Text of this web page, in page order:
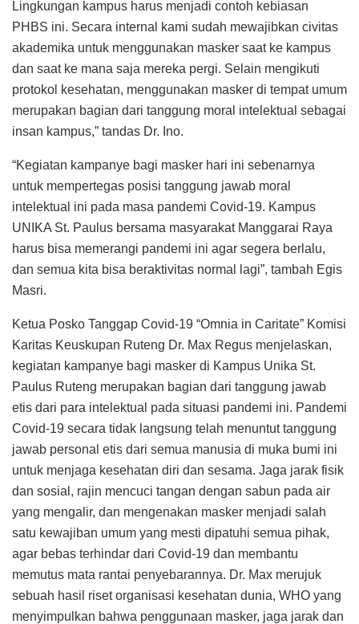
Lingkungan kampus harus menjadi contoh kebiasan
PHBS ini. Secara internal kami sudah mewajibkan civitas
akademika untuk menggunakan masker saat ke kampus
dan saat ke mana saja mereka pergi. Selain mengikuti
protokol kesehatan, menggunakan masker di tempat umum
merupakan bagian dari tanggung moral intelektual sebagai
insan kampus,” tandas Dr. Ino.
“Kegiatan kampanye bagi masker hari ini sebenarnya
untuk mempertegas posisi tanggung jawab moral
intelektual ini pada masa pandemi Covid-19. Kampus
UNIKA St. Paulus bersama masyarakat Manggarai Raya
harus bisa memerangi pandemi ini agar segera berlalu,
dan semua kita bisa beraktivitas normal lagi”, tambah Egis
Masri.
Ketua Posko Tanggap Covid-19 “Omnia in Caritate” Komisi
Karitas Keuskupan Ruteng Dr. Max Regus menjelaskan,
kegiatan kampanye bagi masker di Kampus Unika St.
Paulus Ruteng merupakan bagian dari tanggung jawab
etis dari para intelektual pada situasi pandemi ini. Pandemi
Covid-19 secara tidak langsung telah menuntut tanggung
jawab personal etis dari semua manusia di muka bumi ini
untuk menjaga kesehatan diri dan sesama. Jaga jarak fisik
dan sosial, rajin mencuci tangan dengan sabun pada air
yang mengalir, dan mengenakan masker menjadi salah
satu kewajiban umum yang mesti dipatuhi semua pihak,
agar bebas terhindar dari Covid-19 dan membantu
memutus mata rantai penyebarannya. Dr. Max merujuk
sebuah hasil riset organisasi kesehatan dunia, WHO yang
menyimpulkan bahwa penggunaan masker, jaga jarak dan